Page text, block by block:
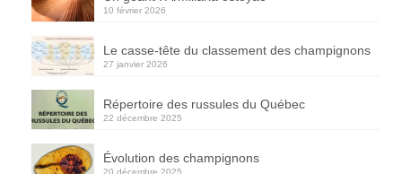
10 février 2026
Le casse-tête du classement des champignons
27 janvier 2026
Répertoire des russules du Québec
22 décembre 2025
Évolution des champignons
20 décembre 2025